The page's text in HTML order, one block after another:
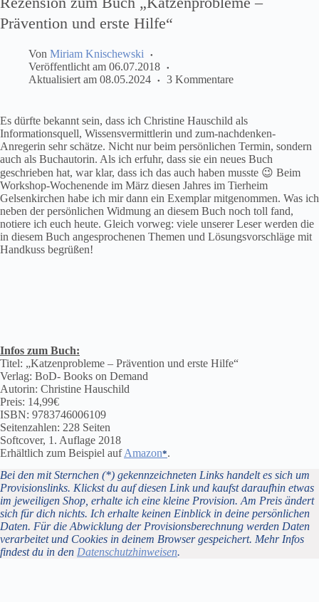
Prävention und erste Hilfe“
Von Miriam Knischewski
Veröffentlicht am 06.07.2018
Aktualisiert am 08.05.2024 3 Kommentare
Es dürfte bekannt sein, dass ich Christine Hauschild als
Informationsquell, Wissensvermittlerin und zum-nachdenken-
Anregerin sehr schätze. Nicht nur beim persönlichen Termin, sondern
auch als Buchautorin. Als ich erfuhr, dass sie ein neues Buch
geschrieben hat, war klar, dass ich das auch haben musste 😉 Beim
Workshop-Wochenende im März diesen Jahres im Tierheim
Gelsenkirchen habe ich mir dann ein Exemplar mitgenommen. Was ich
neben der persönlichen Widmung an diesem Buch noch toll fand,
notiere ich euch heute. Gleich vorweg: viele unserer Leser werden die
in diesem Buch angesprochenen Themen und Lösungsvorschläge mit
Handkuss begrüßen!
Infos zum Buch:
Titel: „Katzenprobleme – Prävention und erste Hilfe“
Verlag: BoD- Books on Demand
Autorin: Christine Hauschild
Preis: 14,99€
ISBN: 9783746006109
Seitenzahlen: 228 Seiten
Softcover, 1. Auflage 2018
Erhältlich zum Beispiel aufAmazon .
Bei den mit Sternchen (*) gekennzeichneten Links handelt es sich um
Provisionslinks. Klickst du auf diesen Link und kaufst daraufhin etwas
im jeweiligen Shop, erhalte ich eine kleine Provision. Am Preis ändert
sich für dich nichts. Ich erhalte keinen Einblick in deine persönlichen
Daten. Für die Abwicklung der Provisionsberechnung werden Daten
verarbeitet und Cookies in deinem Browser gespeichert. Mehr Infos
findest du in den Datenschutzhinweisen.